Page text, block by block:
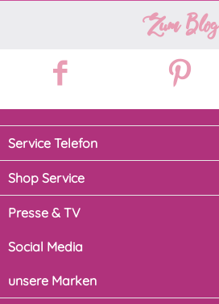
Zum Blog
Service Telefon
Shop Service
Presse & TV
Social Media
unsere Marken